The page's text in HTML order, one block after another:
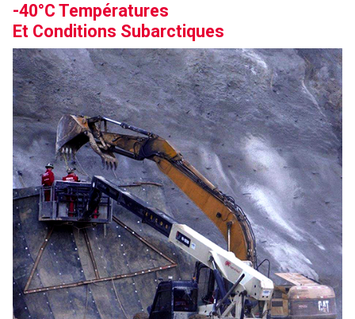
-40°C Températures
Et Conditions Subarctiques